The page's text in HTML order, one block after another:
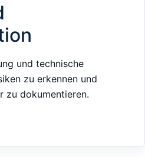
und technische
zu erkennen und
zu dokumentieren.